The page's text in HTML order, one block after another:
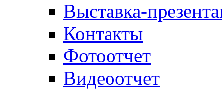
Выставка-
Контакты
Фотоотчет
Видеоотчет